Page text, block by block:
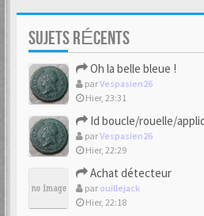
SUJETS RÉCENTS
Oh la belle bleue !
parVespasien26
Hier, 23:31
Id boucle/rouelle/
parVespasien26
Hier, 22:29
Achat détecteur
par ouillejack
Hier, 22:18